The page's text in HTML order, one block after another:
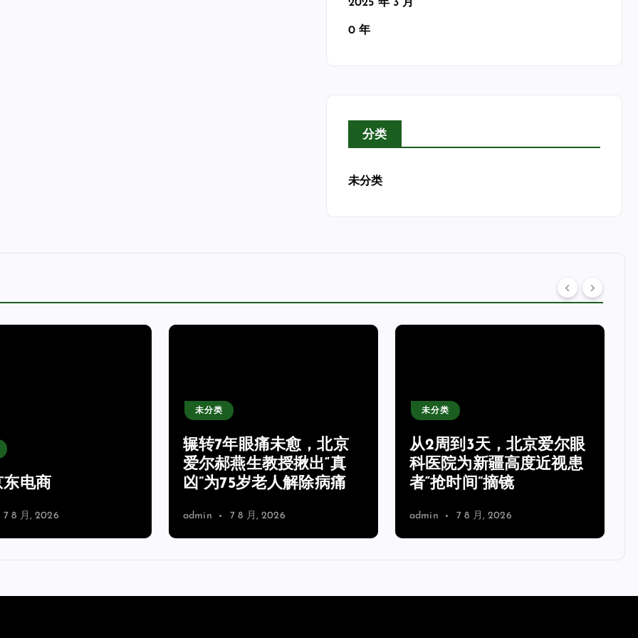
2025 年 3 月
0 年
分类
未分类
电商
7 8 月, 2026
未分类
辗转7年眼痛未愈，北京
爱尔郝燕生教授揪出“真
凶”为75岁老人解除病痛
admin 7 8 月, 2026
未分类
从2周到3天，北京爱尔眼
科医院为新疆高度近视患
者“抢时间”摘镜
admin 7 8 月, 2026